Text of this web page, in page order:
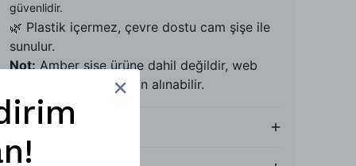
güvenlidir.
🌿 Plastik içermez, çevre dostu cam şişe ile
sunulur.
Not:Amber şişe ürüne dahil değildir, web
sitemizden ayrıca satın alınabilir.
Nasıl Kullanılır?